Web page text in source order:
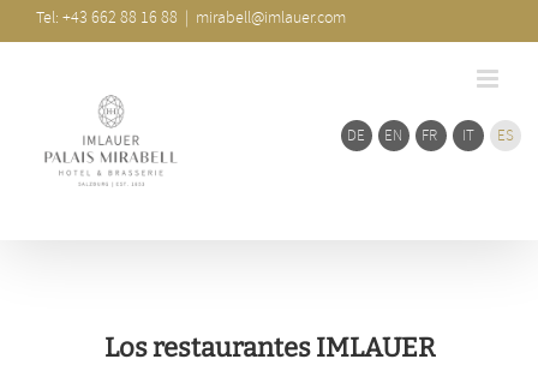
DE EN FR IT ES
al
Los restaurantes IMLAUER
barra
Tel: +43 662 88 16 88 | mirabell@imlauer.com